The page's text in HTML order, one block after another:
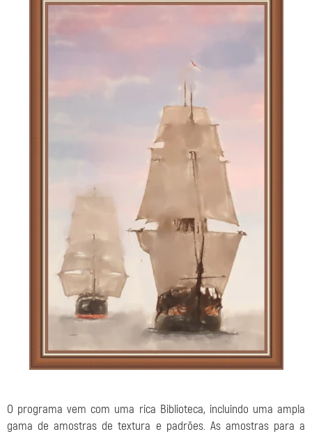
O programa vem com uma rica Biblioteca, incluindo uma ampla
gama de amostras de textura e padrões. As amostras para a